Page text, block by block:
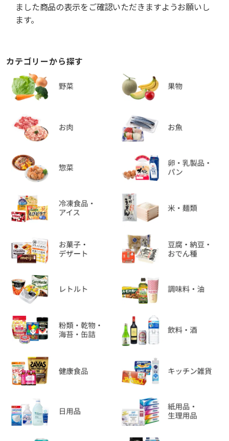
ました商品の表示をご確認いただきますようお願いし
ます。
カテゴリーから探す